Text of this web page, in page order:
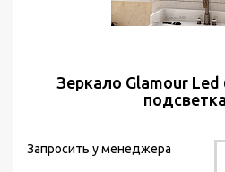
Зеркало Glamour Led
Запросить у менеджера